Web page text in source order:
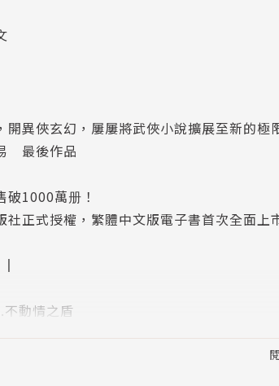
開異俠玄幻，屢屢將武俠小說擴展至新的極
最後作品
破1000萬册！
社正式授權，繁體中文版電子書首次全面上
不動情之盾